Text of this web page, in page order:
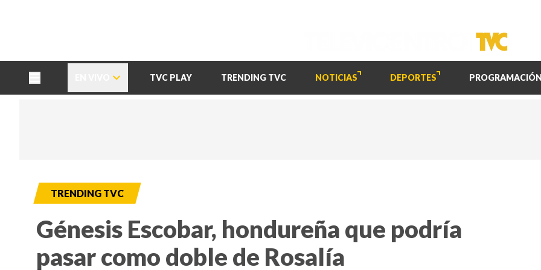
TVC PLAY TRENDING TVC NOTICIAS DEPORTES PROGRAMACIÓN
TRENDING TVC
Génesis Escobar, hondureña que podría
pasar como doble de Rosalía